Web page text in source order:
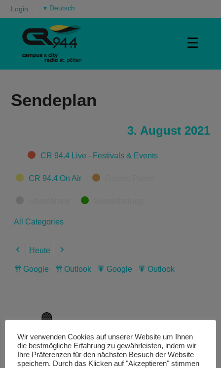
Login ▾
☰
Sendeplan
3. August 2021
CategoriesCR 94.4 Live - Festivals & Events
CR 94.4 On Air
All Categories
Previous
Heute Next
Subscribe
Google
Subscribe
Outlook
Export
Google
Export
Outlook
Livestream
Wir verwenden Cookies auf unserer Website um Ihnen
die bestmögliche Erfahrung zu gewährleisten, indem wir
Ihre Präferenzen für den nächsten Besuch der Website
speichern. Durch das Klicken auf "Akzeptieren" stimmen